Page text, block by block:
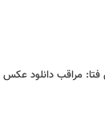
مراقب دانلود عکس